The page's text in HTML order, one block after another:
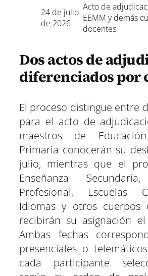
24 de julio
de 2026
Acto de
EEMM y demás
docentes
Dos actos de
diferenciados por
El proceso distingue entre
para el acto de
maestros de
Primaria conocerán su
julio, mientras que el
Enseñanza
Profesional, Escuelas
Idiomas y otros cuerpos
recibirán su asignación
Ambas fechas
presenciales o
cada participante